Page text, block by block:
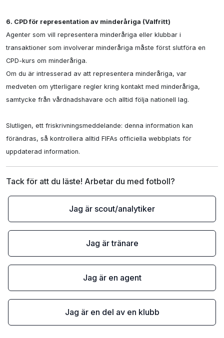
6. CPD för representation av minderåriga (Valfritt)
Agenter som vill representera minderåriga eller klubbar i
transaktioner som involverar minderåriga måste först slutföra en
CPD-kurs om minderåriga.
Om du är intresserad av att representera minderåriga, var
medveten om ytterligare regler kring kontakt med minderåriga,
samtycke från vårdnadshavare och alltid följa nationell lag.
Slutligen, ett friskrivningsmeddelande: denna information kan
förändras, så kontrollera alltid FIFAs officiella webbplats för
uppdaterad information.
Tack för att du läste! Arbetar du med fotboll?
Jag är scout/analytiker
Jag är tränare
Jag är en agent
Jag är en del av en klubb